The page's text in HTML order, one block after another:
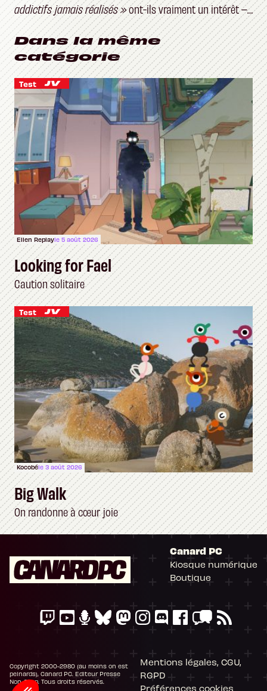
addictifs jamais réalisés »ont-ils vraiment un intérêt –
et un public ?
Dans la même
catégorie
Test
Ellen Replayle 5 août 2026
Looking for Fael
Caution solitaire
Test
Kocobéle 3 août 2026
Big Walk
On randonne à cœur joie
Canard PC
Kiosque numérique
Boutique
Copyright 2000-2980 (au moins on est
peinards), Canard PC. Editeur Presse
Non-Stop. Tous droits réservés.
Mentions légales, CGU,
RGPD
Préférences cookies